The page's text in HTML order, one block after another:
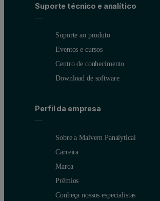
Suporte técnico e analítico
Suporte ao produto
Eventos e cursos
Centro de conhecimento
Download de software
Perfil da empresa
Sobre a Malvern Panalytical
Carreira
Marca
Prêmios
Conheça nossos especialistas